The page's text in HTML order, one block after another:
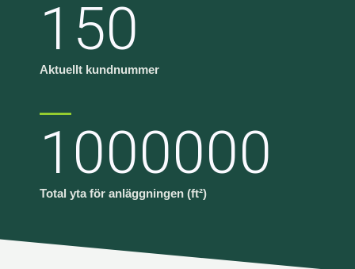
150
Aktuellt kundnummer
1000000
Total yta för anläggningen (ft²)